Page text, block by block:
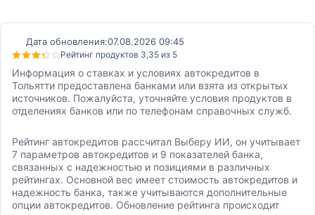
Дата обновления:07.08.2026 09:45
Рейтинг продуктов 3,35 из 5
Информация о ставках и условиях автокредитов в
Тольятти предоставлена банками или взята из открытых
источников. Пожалуйста, уточняйте условия продуктов в
отделениях банков или по телефонам справочных служб.
Рейтинг автокредитов рассчитал Выберу ИИ, он учитывает
7 параметров автокредитов и 9 показателей банка,
связанных с надежностью и позициями в различных
рейтингах. Основной вес имеет стоимость автокредитов и
надежность банка, также учитываются дополнительные
опции автокредитов. Обновление рейтинга происходит